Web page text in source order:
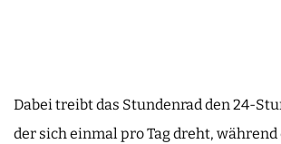
Dabei treibt das Stundenrad den 24-
der sich einmal pro Tag dreht, während